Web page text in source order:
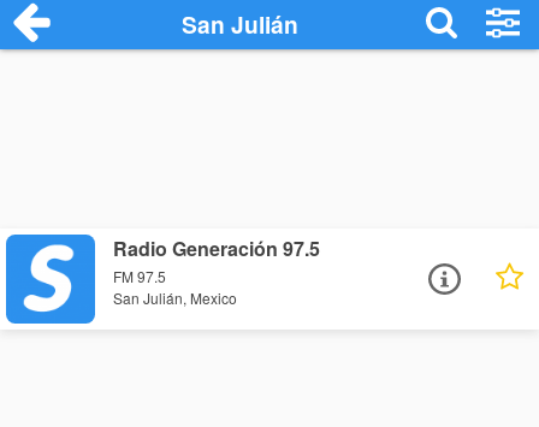
San Julián
Radio Generación 97.5
FM 97.5
San Julián, Mexico